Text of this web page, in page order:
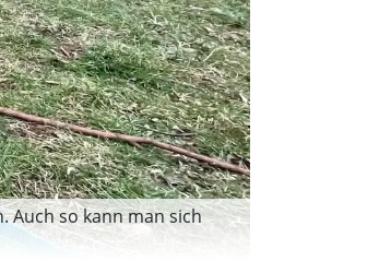
Auch so kann man sich